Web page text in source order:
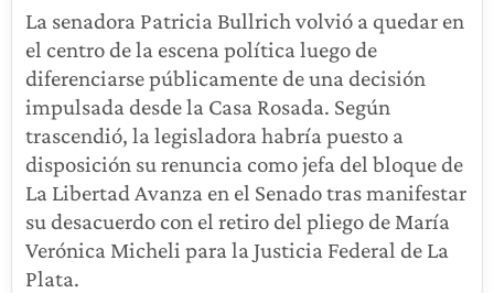
La senadora Patricia Bullrich volvió a quedar en
el centro de la escena política luego de
diferenciarse públicamente de una decisión
impulsada desde la Casa Rosada. Según
trascendió, la legisladora habría puesto a
disposición su renuncia como jefa del bloque de
La Libertad Avanza en el Senado tras manifestar
su desacuerdo con el retiro del pliego de María
Verónica Micheli para la Justicia Federal de La
Plata.